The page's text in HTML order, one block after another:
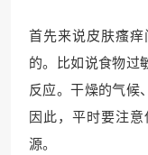
首先来说皮肤瘙
的。比如说食物过
反应。干燥的气候
因此，平时要注
源。